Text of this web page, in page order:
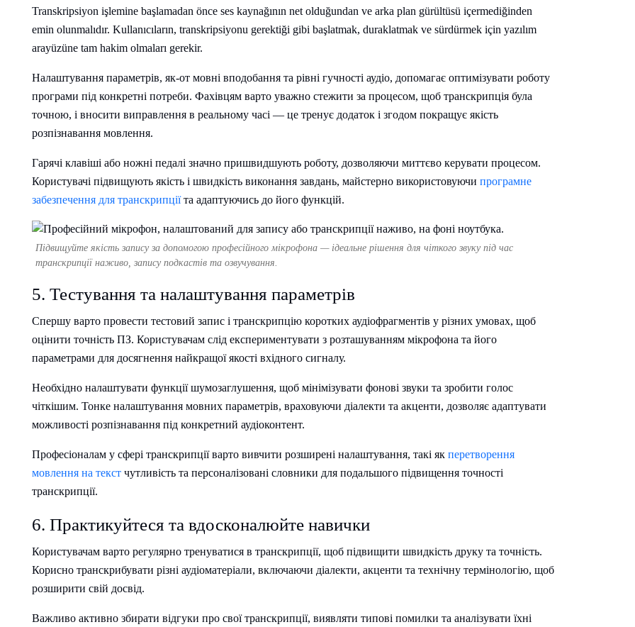
Transkripsiyon işlemine başlamadan önce ses kaynağının net olduğundan ve arka plan gürültüsü içermediğinden
emin olunmalıdır. Kullanıcıların, transkripsiyonu gerektiği gibi başlatmak, duraklatmak ve sürdürmek için yazılım
arayüzüne tam hakim olmaları gerekir.
Налаштування параметрів, як-от мовні вподобання та рівні гучності аудіо, допомагає оптимізувати роботу
програми під конкретні потреби. Фахівцям варто уважно стежити за процесом, щоб транскрипція була
точною, і вносити виправлення в реальному часі — це тренує додаток і згодом покращує якість
розпізнавання мовлення.
Гарячі клавіші або ножні педалі значно пришвидшують роботу, дозволяючи миттєво керувати процесом.
Користувачі підвищують якість і швидкість виконання завдань, майстерно використовуючи програмне
забезпечення для транскрипціїта адаптуючись до його функцій.
Підвищуйте якість запису за допомогою професійного мікрофона — ідеальне рішення для чіткого звуку під час
транскрипції наживо, запису подкастів та озвучування.
5. Тестування та налаштування параметрів
Спершу варто провести тестовий запис і транскрипцію коротких аудіофрагментів у різних умовах, щоб
оцінити точність ПЗ. Користувачам слід експериментувати з розташуванням мікрофона та його
параметрами для досягнення найкращої якості вхідного сигналу.
Необхідно налаштувати функції шумозаглушення, щоб мінімізувати фонові звуки та зробити голос
чіткішим. Тонке налаштування мовних параметрів, враховуючи діалекти та акценти, дозволяє адаптувати
можливості розпізнавання під конкретний аудіоконтент.
Професіоналам у сфері транскрипції варто вивчити розширені налаштування, такі як перетворення
мовлення на текст чутливість та персоналізовані словники для подальшого підвищення точності
транскрипції.
6. Практикуйтеся та вдосконалюйте навички
Користувачам варто регулярно тренуватися в транскрипції, щоб підвищити швидкість друку та точність.
Корисно транскрибувати різні аудіоматеріали, включаючи діалекти, акценти та технічну термінологію, щоб
розширити свій досвід.
Важливо активно збирати відгуки про свої транскрипції, виявляти типові помилки та аналізувати їхні